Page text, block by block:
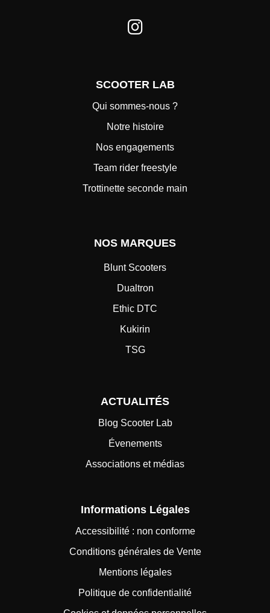
SCOOTER LAB
Qui sommes-nous ?
Notre histoire
Nos engagements
Team rider freestyle
Trottinette seconde main
NOS MARQUES
Blunt Scooters
Dualtron
Ethic DTC
Kukirin
TSG
ACTUALITÉS
Blog Scooter Lab
Évenements
Associations et médias
Informations Légales
Accessibilité : non conforme
Conditions générales de Vente
Mentions légales
Politique de confidentialité